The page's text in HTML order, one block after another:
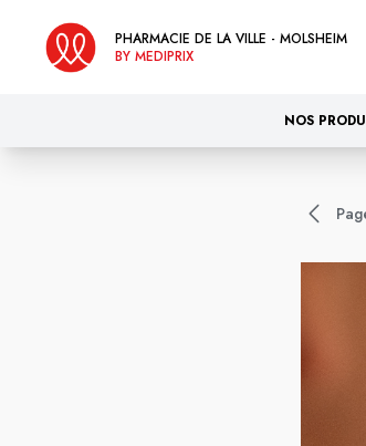
PHARMACIE DE LA VILLE - MOLSHEIM
BY MEDIPRIX
NOS